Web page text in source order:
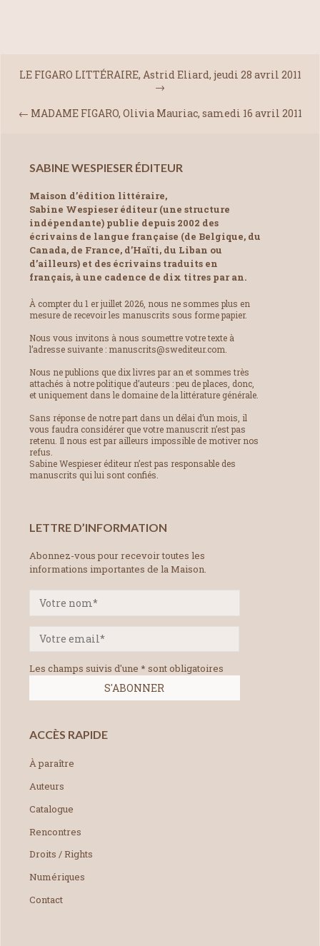
LE FIGARO LITTÉRAIRE, Astrid Eliard, jeudi 28 avril 2011
→
← MADAME FIGARO, Olivia Mauriac, samedi 16 avril 2011
SABINE WESPIESER ÉDITEUR
Maison d’édition littéraire,
Sabine Wespieser éditeur (une structure
indépendante) publie depuis 2002 des
écrivains de langue française (de Belgique, du
Canada, de France, d’Haïti, du Liban ou
d’ailleurs) et des écrivains traduits en
français, à une cadence de dix titres par an.
À compter du 1 er juillet 2026, nous ne sommes plus en
mesure de recevoir les manuscrits sous forme papier.
Nous vous invitons à nous soumettre votre texte à
l’adresse suivante : manuscrits@swediteur.com.
Nous ne publions que dix livres par an et sommes très
attachés à notre politique d’auteurs : peu de places, donc,
et uniquement dans le domaine de la littérature générale.
Sans réponse de notre part dans un délai d’un mois, il
vous faudra considérer que votre manuscrit n’est pas
retenu. Il nous est par ailleurs impossible de motiver nos
refus.
Sabine Wespieser éditeur n’est pas responsable des
manuscrits qui lui sont confiés.
LETTRE D’INFORMATION
Abonnez-vous pour recevoir toutes les
informations importantes de la Maison.
Les champs suivis d'une * sont obligatoires
ACCÈS RAPIDE
À paraître
Auteurs
Catalogue
Rencontres
Droits / Rights
Numériques
Contact